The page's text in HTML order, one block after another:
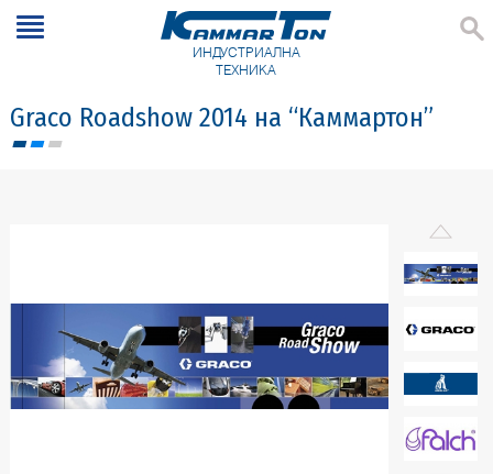
ИНДУСТРИАЛНА
ТЕХНИКА
Graco Roadshow 2014 на “Каммартон”